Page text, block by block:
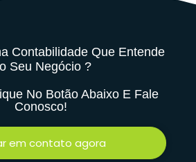
Contabilidade Que Entende
Seu Negócio ?
No Botão Abaixo E Fale
Conosco!
em contato agora